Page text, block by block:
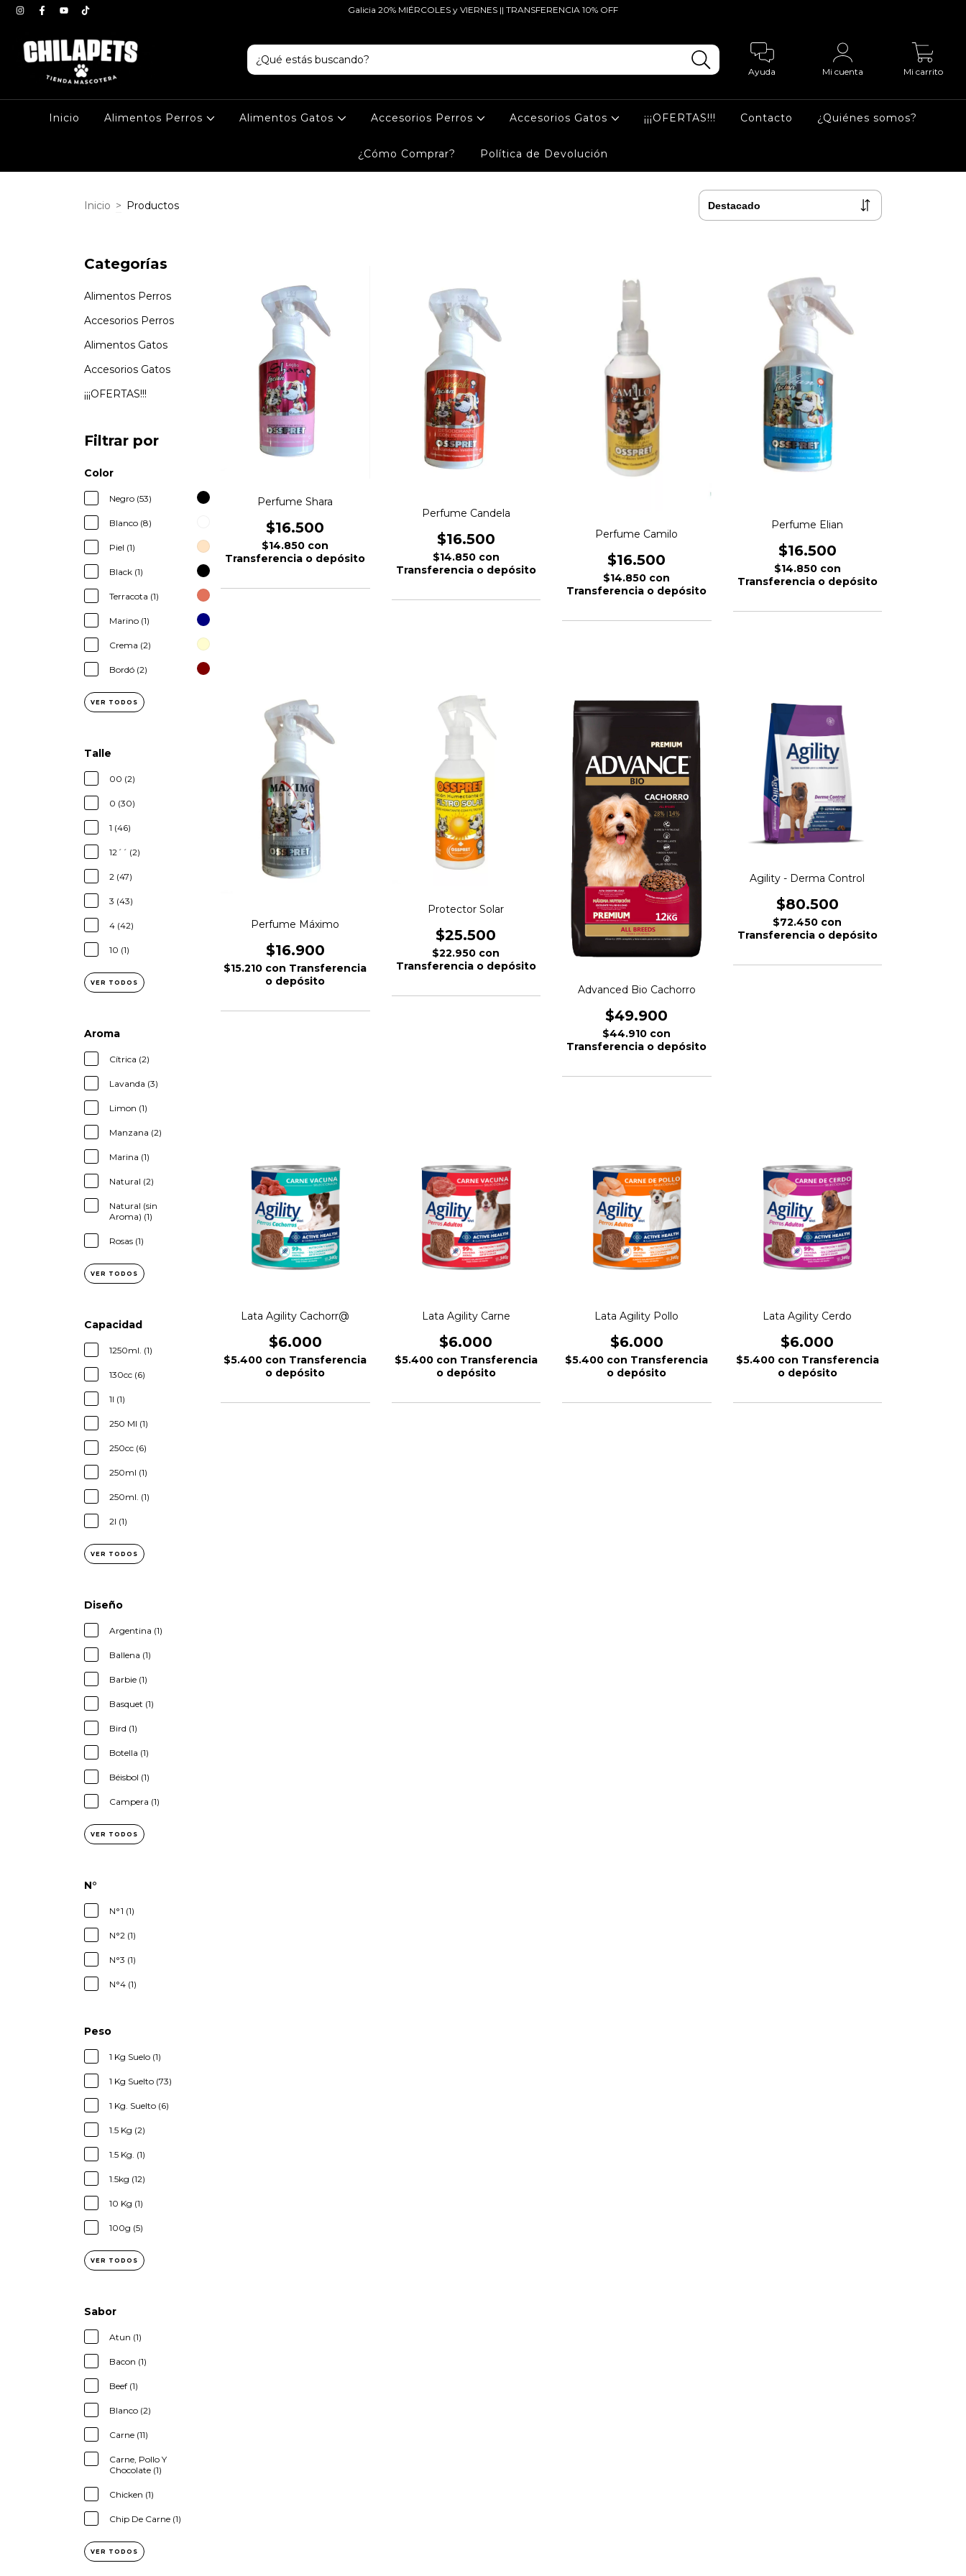
Galicia 20% MIÉRCOLES y VIERNES || TRANSFERENCIA 10% OFF
Ayuda Mi cuenta Mi carrito
Inicio Alimentos Perros Alimentos Gatos Accesorios Perros Accesorios Gatos ¡¡¡OFERTAS!!! Contacto ¿Quiénes somos?
¿Cómo Comprar? Política de Devolución
Inicio > Productos
Categorías
Alimentos Perros
Accesorios Perros
Alimentos Gatos
Accesorios Gatos
¡¡¡OFERTAS!!!
Filtrar por
Color
Negro (53)
Blanco (8)
Piel (1)
Black (1)
Terracota (1)
Marino (1)
Crema (2)
Bordó (2)
VER TODOS
Talle
00 (2)
0 (30)
1 (46)
12´´ (2)
2 (47)
3 (43)
4 (42)
10 (1)
VER TODOS
Aroma
Cítrica (2)
Lavanda (3)
Limon (1)
Manzana (2)
Marina (1)
Natural (2)
Natural (sin
Aroma) (1)
Rosas (1)
VER TODOS
Capacidad
1250ml. (1)
130cc (6)
1l (1)
250 Ml (1)
250cc (6)
250ml (1)
250ml. (1)
2l (1)
VER TODOS
Diseño
Argentina (1)
Ballena (1)
Barbie (1)
Basquet (1)
Bird (1)
Botella (1)
Béisbol (1)
Campera (1)
VER TODOS
N°
N°1 (1)
N°2 (1)
N°3 (1)
N°4 (1)
Peso
1 Kg Suelo (1)
1 Kg Suelto (73)
1 Kg. Suelto (6)
1.5 Kg (2)
1.5 Kg. (1)
1.5kg (12)
10 Kg (1)
100g (5)
VER TODOS
Sabor
Atun (1)
Bacon (1)
Beef (1)
Blanco (2)
Carne (11)
Carne, Pollo Y
Chocolate (1)
Chicken (1)
Chip De Carne (1)
VER TODOS
Perfume Shara
$16.500
$14.850 con
Transferencia o depósito
Perfume Candela
$16.500
$14.850 con
Transferencia o depósito
Perfume Camilo
$16.500
$14.850 con
Transferencia o depósito
Perfume Elian
$16.500
$14.850 con
Transferencia o depósito
Perfume Máximo
$16.900
$15.210 con Transferencia
o depósito
Protector Solar
$25.500
$22.950 con
Transferencia o depósito
Advanced Bio Cachorro
$49.900
$44.910 con
Transferencia o depósito
Agility - Derma Control
$80.500
$72.450 con
Transferencia o depósito
Lata Agility Cachorr@
$6.000
$5.400 con Transferencia
o depósito
Lata Agility Carne
$6.000
$5.400 con Transferencia
o depósito
Lata Agility Pollo
$6.000
$5.400 con Transferencia
o depósito
Lata Agility Cerdo
$6.000
$5.400 con Transferencia
o depósito